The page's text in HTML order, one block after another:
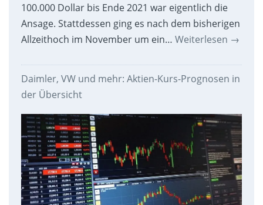
100.000 Dollar bis Ende 2021 war eigentlich die
Ansage. Stattdessen ging es nach dem bisherigen
Allzeithoch im November um ein… Weiterlesen →
Daimler, VW und mehr: Aktien-Kurs-Prognosen in
der Übersicht